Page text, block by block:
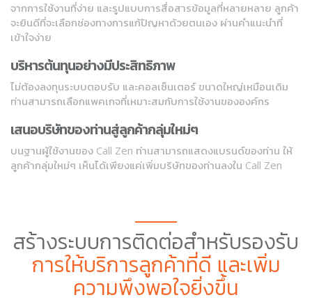
จากการใช้งานที่ง่าย และรูปแบบการสื่อสารข้อมูลที่หลายหลาย ลูกค้า
จะยินดีที่จะเลือกช่องทางการแก้ปัญหาด้วยตนเอง ผ่านคำแนะนำที่
เข้าใจง่าย
บริหารต้นทุนอย่างมีประสิทธิภาพ
ไม่ต้องลงทุนระบบตอบรับ และคอลเซ็นเตอร์ ขนาดใหญ่เหมือนเดิม
ท่านสามารถเลือกแพคเกจที่เหมาะสมกับการใช้งานขององค์กร
เสนอบริษัทของท่านสู่ลูกค้ากลุ่มใหม่ๆ
บนฐานผู้ใช้งานของ Call Zen ท่านสามารถแสดงแบรนด์ของท่าน ให้
ลูกค้ากลุ่มใหม่ๆ เห็นได้เพียงแค่เพิ่มบริษัทของท่านลงใน Call Zen
สร้างระบบการติดต่อสำหรับรองรับ
การให้บริการลูกค้าที่ดี และเพิ่ม
ความพึงพอใจยิ่งขึ้น